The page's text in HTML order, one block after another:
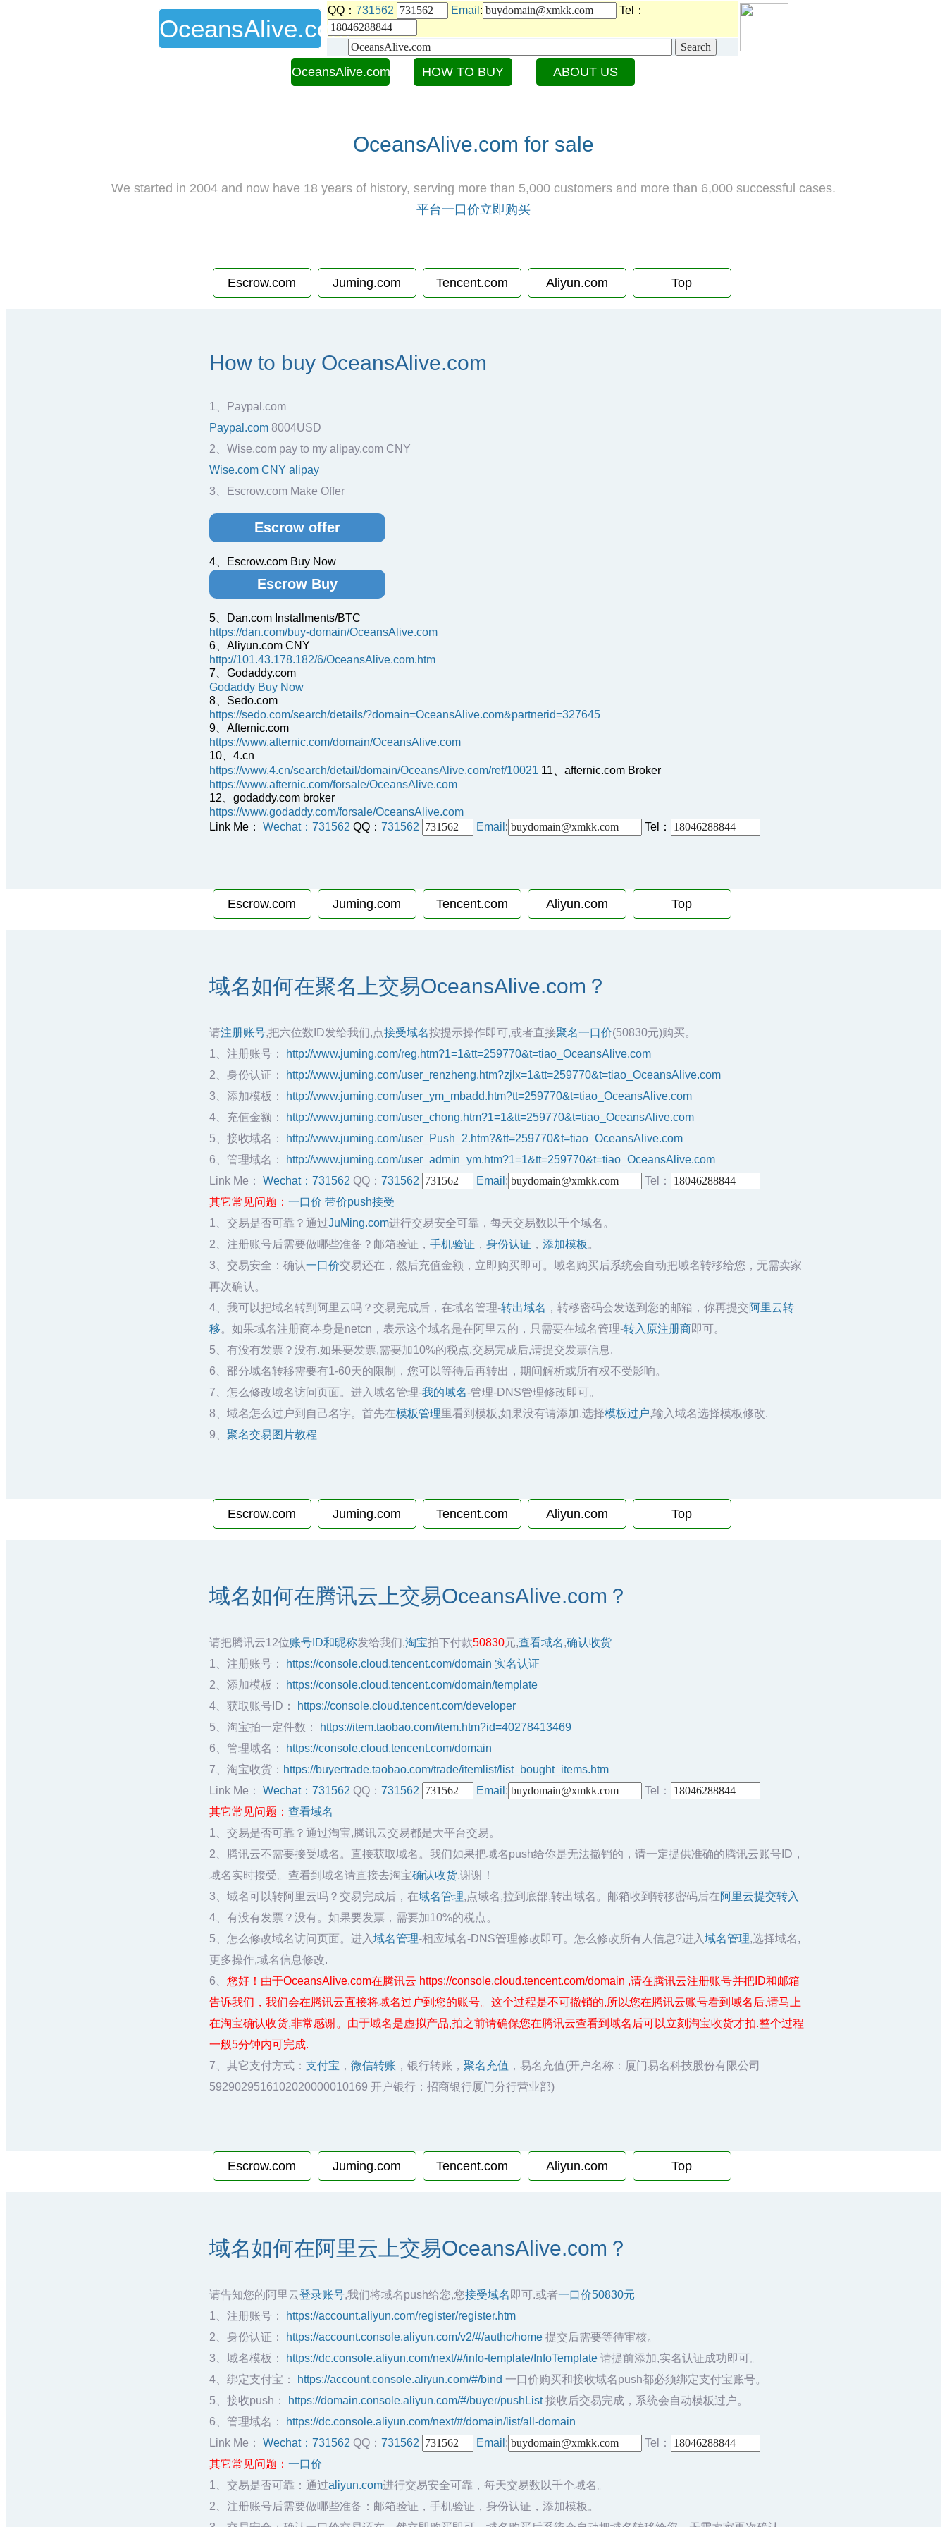
OceansAlive.com
QQ： 731562 Email : Tel：
OceansAlive.com HOW TO BUY ABOUT US
OceansAlive.com for sale
We started in 2004 and now have 18 years of history, serving more than 5,000 customers and more than 6,000 successful cases.
平台一口价立即购买
Escrow.com Juming.com Tencent.com Aliyun.com Top
How to buy OceansAlive.com
1、Paypal.com
Paypal.com 8004USD
2、Wise.com pay to my alipay.com CNY
Wise.com CNY alipay
3、Escrow.com Make Offer
Escrow offer
4、Escrow.com Buy Now
Escrow Buy
5、Dan.com Installments/BTC
https://dan.com/buy-domain/OceansAlive.com
6、Aliyun.com CNY
http://101.43.178.182/6/OceansAlive.com.htm
7、Godaddy.com
Godaddy Buy Now
8、Sedo.com
https://sedo.com/search/details/?domain=OceansAlive.com&partnerid=327645
9、Afternic.com
https://www.afternic.com/domain/OceansAlive.com
10、4.cn
https://www.4.cn/search/detail/domain/OceansAlive.com/ref/10021 11、afternic.com Broker
https://www.afternic.com/forsale/OceansAlive.com
12、godaddy.com broker
https://www.godaddy.com/forsale/OceansAlive.com
Link Me： Wechat：731562 QQ： 731562 Email : Tel：
Escrow.com Juming.com Tencent.com Aliyun.com Top
域名如何在聚名上交易OceansAlive.com？
请注册账号,把六位数ID发给我们,点接受域名按提示操作即可,或者直接聚名一口价(50830元)购买。
1、注册账号：
http://www.juming.com/reg.htm?1=1&tt=259770&t=tiao_OceansAlive.com
2、身份认证：
http://www.juming.com/user_renzheng.htm?zjlx=1&tt=259770&t=tiao_OceansAlive.com
3、添加模板：
http://www.juming.com/user_ym_mbadd.htm?tt=259770&t=tiao_OceansAlive.com
4、充值金额：
http://www.juming.com/user_chong.htm?1=1&tt=259770&t=tiao_OceansAlive.com
5、接收域名：
http://www.juming.com/user_Push_2.htm?&tt=259770&t=tiao_OceansAlive.com
6、管理域名：
http://www.juming.com/user_admin_ym.htm?1=1&tt=259770&t=tiao_OceansAlive.com
Link Me： Wechat：731562 QQ： 731562 Email :
Tel：
其它常见问题： 一口价 带价push接受
1、交易是否可靠？通过JuMing.com进行交易安全可靠，每天交易数以千个域名。
2、注册账号后需要做哪些准备？邮箱验证， 手机验证 ， 身份认证 ， 添加模板 。
3、交易安全：确认一口价交易还在，然后充值金额，立即购买即可。域名购买后系统会自动把域名转移给您，无需卖家
再次确认。
4、我可以把域名转到阿里云吗？交易完成后，在域名管理-转出域名 ，转移密码会发送到您的邮箱，你再提交阿里云转
移。如果域名注册商本身是netcn，表示这个域名是在阿里云的，只需要在域名管理-转入原注册商即可。
5、有没有发票？没有.如果要发票,需要加10%的税点.交易完成后,请提交发票信息.
6、部分域名转移需要有1-60天的限制，您可以等待后再转出，期间解析或所有权不受影响。
7、怎么修改域名访问页面。进入域名管理-我的域名-管理-DNS管理修改即可。
8、域名怎么过户到自己名字。首先在模板管理里看到模板,如果没有请添加.选择模板过户,输入域名选择模板修改.
9、 聚名交易图片教程
Escrow.com Juming.com Tencent.com Aliyun.com Top
域名如何在腾讯云上交易OceansAlive.com？
请把腾讯云12位账号ID和昵称发给我们,淘宝拍下付款50830元,查看域名,确认收货
1、注册账号：
https://console.cloud.tencent.com/domain 实名认证
2、添加模板：
https://console.cloud.tencent.com/domain/template
4、获取账号ID：
https://console.cloud.tencent.com/developer
5、淘宝拍一定件数：
https://item.taobao.com/item.htm?id=40278413469
6、管理域名：
https://console.cloud.tencent.com/domain
7、淘宝收货： https://buyertrade.taobao.com/trade/itemlist/list_bought_items.htm
Link Me： Wechat：731562 QQ： 731562 Email :
Tel：
其它常见问题： 查看域名
1、交易是否可靠？通过淘宝,腾讯云交易都是大平台交易。
2、腾讯云不需要接受域名。直接获取域名。我们如果把域名push给你是无法撤销的，请一定提供准确的腾讯云账号ID，
域名实时接受。查看到域名请直接去淘宝确认收货,谢谢！
3、域名可以转阿里云吗？交易完成后，在域名管理,点域名,拉到底部,转出域名。邮箱收到转移密码后在阿里云提交转入
4、有没有发票？没有。如果要发票，需要加10%的税点。
5、怎么修改域名访问页面。进入域名管理-相应域名-DNS管理修改即可。怎么修改所有人信息?进入域名管理,选择域名,
更多操作,域名信息修改.
6、 您好！由于OceansAlive.com在腾讯云 https://console.cloud.tencent.com/domain ,请在腾讯云注册账号并把ID和邮箱
告诉我们，我们会在腾讯云直接将域名过户到您的账号。这个过程是不可撤销的,所以您在腾讯云账号看到域名后,请马上
在淘宝确认收货,非常感谢。由于域名是虚拟产品,拍之前请确保您在腾讯云查看到域名后可以立刻淘宝收货才拍.整个过程
一般5分钟内可完成.
7、其它支付方式： 支付宝 ， 微信转账 ，银行转账， 聚名充值 ，易名充值(开户名称：厦门易名科技股份有限公司
5929029516102020000010169 开户银行：招商银行厦门分行营业部)
Escrow.com Juming.com Tencent.com Aliyun.com Top
域名如何在阿里云上交易OceansAlive.com？
请告知您的阿里云登录账号,我们将域名push给您,您接受域名 即可.或者一口价50830元
1、注册账号：
https://account.aliyun.com/register/register.htm
2、身份认证：
https://account.console.aliyun.com/v2/#/authc/home 提交后需要等待审核。
3、域名模板：
https://dc.console.aliyun.com/next/#/info-template/InfoTemplate 请提前添加,实名认证成功即可。
4、绑定支付宝：
https://account.console.aliyun.com/#/bind 一口价购买和接收域名push都必须绑定支付宝账号。
5、接收push：
https://domain.console.aliyun.com/#/buyer/pushList接收后交易完成，系统会自动模板过户。
6、管理域名：
https://dc.console.aliyun.com/next/#/domain/list/all-domain
Link Me： Wechat：731562 QQ： 731562 Email :
Tel：
其它常见问题： 一口价
1、交易是否可靠：通过aliyun.com进行交易安全可靠，每天交易数以千个域名。
2、注册账号后需要做哪些准备：邮箱验证，手机验证，身份认证，添加模板。